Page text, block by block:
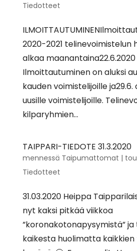
Tiedotteet
2020-2021 telinevoimistelun
alkaa maanantaina22.6.2020
Ilmoittautuminen on aluksi
kauden voimistelijoille
uusille voimistelijoille.
kilparyhmien...
TAIPPARI-TIEDOTE 31.3.2020
mennessä Taipumattomat |
Tiedotteet
31.03.2020 Heippa
nyt kaksi pitkää viikkoa
”koronakotonapysymistä”
kaikesta huolimatta kaikkien